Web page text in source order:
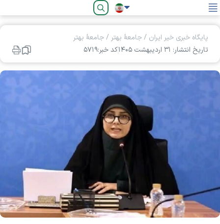
فارسی
پایگاه خبری خیر ایران /جامعۀ بهتر /جامعۀ بهتر
تاریخ انتشار: ۳۱ ارديبهشت ۱۴۰۵
کد خبر:۵۷۱۹